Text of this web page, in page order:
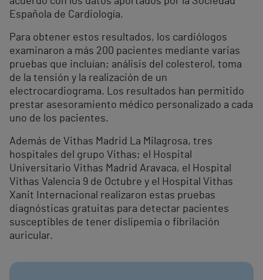
Española de Cardiología.
Para obtener estos resultados, los cardiólogos
examinaron a más 200 pacientes mediante varias
pruebas que incluían; análisis del colesterol, toma
de la tensión y la realización de un
electrocardiograma. Los resultados han permitido
prestar asesoramiento médico personalizado a cada
uno de los pacientes.
Además de Vithas Madrid La Milagrosa, tres
hospitales del grupo Vithas; el Hospital
Universitario Vithas Madrid Aravaca, el Hospital
Vithas Valencia 9 de Octubre y el Hospital Vithas
Xanit Internacional realizaron estas pruebas
diagnósticas gratuitas para detectar pacientes
susceptibles de tener dislipemia o fibrilación
auricular.